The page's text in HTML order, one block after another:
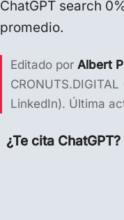
ChatGPT search
promedio.
Editado por Albert
LinkedIn). Última
¿Te cita ChatGPT?